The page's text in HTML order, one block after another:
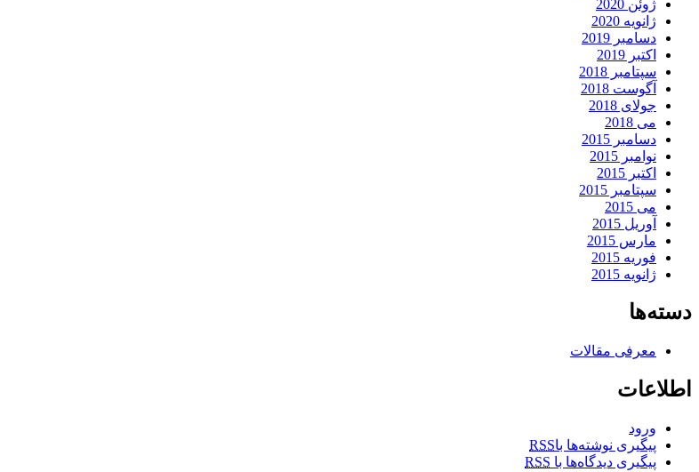
ژوئن 2020
ژانویه 2020
دسامبر 2019
اکتبر 2019
سپتامبر 2018
آگوست 2018
جولای 2018
می 2018
دسامبر 2015
نوامبر 2015
اکتبر 2015
سپتامبر 2015
می 2015
آوریل 2015
مارس 2015
فوریه 2015
ژانویه 2015
دسته‌ها
معرفی مقالات
اطلاعات
ورود
پیگیری نوشته‌ها باRSS
پیگیری دیدگاه‌ها با RSS